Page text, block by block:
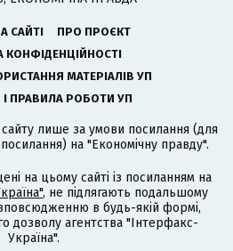
САЙТІ
ПРО ПРОЄКТ
КОНФІДЕНЦІЙНОСТІ
МАТЕРІАЛІВ УП
ПРАВИЛА РОБОТИ УП
сайту лише за умови посилання (для
на "Економічну правду".
на цьому сайті із посиланням на
, не підлягають подальшому
в будь-якій формі,
дозволу агентства "Інтерфакс-
Україна".